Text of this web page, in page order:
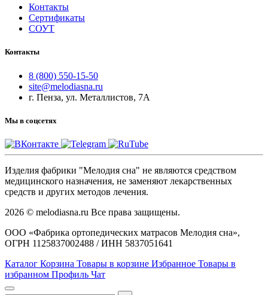
Контакты
Сертификаты
СОУТ
Контакты
8 (800) 550-15-50
site@melodiasna.ru
г. Пенза, ул. Металлистов, 7А
Мы в соцсетях
Изделия фабрики "Мелодия сна" не являются средством
медицинского назначения, не заменяют лекарственных
средств и других методов лечения.
2026 © melodiasna.ru Все права защищены.
ООО «Фабрика ортопедических матрасов Мелодия сна»,
ОГРН 1125837002488 / ИНН 5837051641
Каталог Корзина Товары в корзине Избранное Товары в
избранном Профиль Чат